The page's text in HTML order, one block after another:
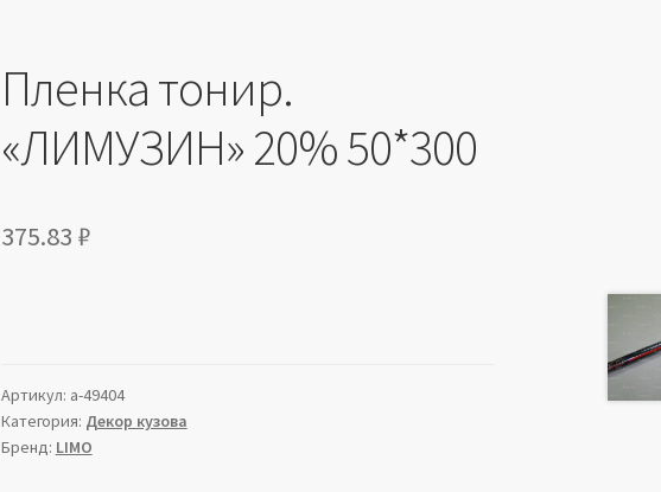
Пленка тонир.
«ЛИМУЗИН» 20% 50*300
375.83 ₽
Артикул: a-49404
Категория: Декор кузова
Бренд: LIMO